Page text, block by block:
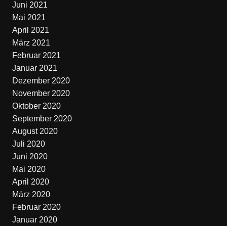
Juni 2021
Mai 2021
April 2021
März 2021
Februar 2021
Januar 2021
Dezember 2020
November 2020
Oktober 2020
September 2020
August 2020
Juli 2020
Juni 2020
Mai 2020
April 2020
März 2020
Februar 2020
Januar 2020